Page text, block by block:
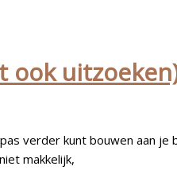
ook
verder kunt bouwen aan je
makkelijk,